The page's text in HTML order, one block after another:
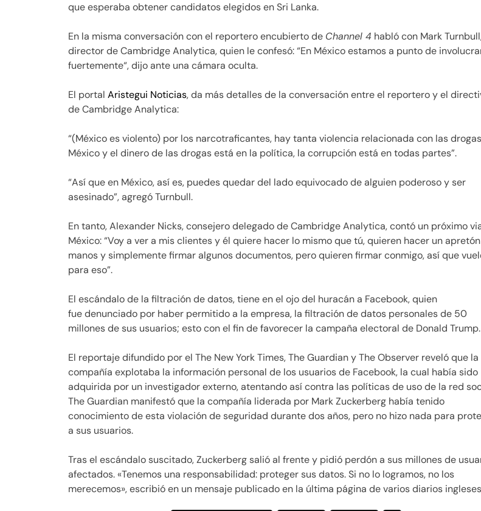
que esperaba obtener candidatos elegidos en Sri Lanka.
En la misma conversación con el reportero encubierto de Channel 4 habló con Mark
director de Cambridge Analytica, quien le confesó: “En México estamos a punto de
fuertemente“, dijo ante una cámara oculta.
El portal Aristegui Noticias, da más detalles de la conversación entre el reportero y el
de Cambridge Analytica:
“(México es violento) por los narcotraficantes, hay tanta violencia relacionada con las
México y el dinero de las drogas está en la política, la corrupción está en todas partes”.
“Así que en México, así es, puedes quedar del lado equivocado de alguien poderoso y ser
asesinado”, agregó Turnbull.
En tanto, Alexander Nicks, consejero delegado de Cambridge Analytica, contó un próximo
México: “Voy a ver a mis clientes y él quiere hacer lo mismo que tú, quieren hacer un
manos y simplemente firmar algunos documentos, pero quieren firmar conmigo, así que
para eso”.
El escándalo de la filtración de datos, tiene en el ojo del huracán a Facebook, quien
fue denunciado por haber permitido a la empresa, la filtración de datos personales de 50
millones de sus usuarios; esto con el fin de favorecer la campaña electoral de Donald Trump.
El reportaje difundido por el The New York Times, The Guardian y The Observer reveló que la
compañía explotaba la información personal de los usuarios de Facebook, la cual había sido
adquirida por un investigador externo, atentando así contra las políticas de uso de la red
The Guardian manifestó que la compañía liderada por Mark Zuckerberg había tenido
conocimiento de esta violación de seguridad durante dos años, pero no hizo nada para
a sus usuarios.
Tras el escándalo suscitado, Zuckerberg salió al frente y pidió perdón a sus millones de
afectados. «Tenemos una responsabilidad: proteger sus datos. Si no lo logramos, no los
merecemos», escribió en un mensaje publicado en la última página de varios diarios